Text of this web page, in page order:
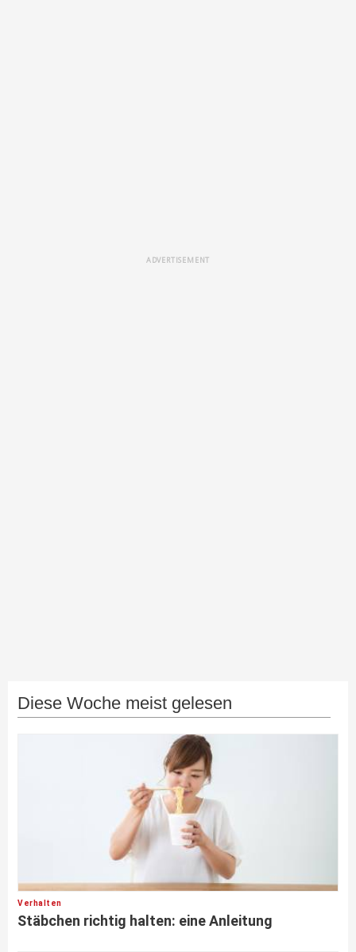
ADVERTISEMENT
Diese Woche meist gelesen
Verhalten
Stäbchen richtig halten: eine Anleitung